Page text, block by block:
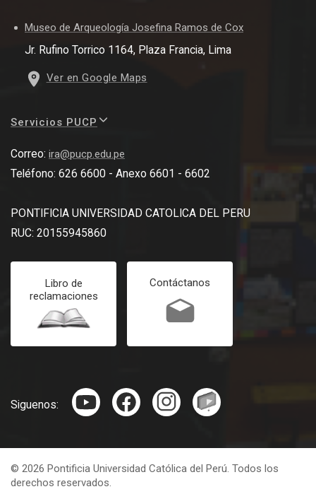
Museo de Arqueología Josefina Ramos de Cox
Jr. Rufino Torrico 1164, Plaza Francia, Lima
Ver en Google Maps
Servicios PUCP
Correo: ira@pucp.edu.pe
Teléfono: 626 6600 - Anexo 6601 - 6602
PONTIFICIA UNIVERSIDAD CATOLICA DEL PERU
RUC: 20155945860
Libro de
reclamaciones
Contáctanos
Siguenos:
© 2026 Pontificia Universidad Católica del Perú. Todos los
derechos reservados.